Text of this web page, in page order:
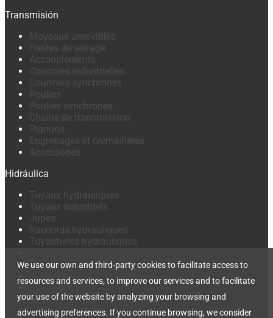
Transmisión
Moyeaux amovibles
Frettes de serrage
Accouplements
Courroies industrielles
Courroies synchrones
Poulies
Poulies synchrones
Chaîne de transmission
Pignons
Engrenages et crémaillères
Accessoires
Hidráulica
Tuyaux hydrauliques
Tuyaux industriels
Jupes
Raccords hydrauliques
Tuyauteries hydrauliques
Coupleurs rapides
Camlocks
Soupapes
Pompe hydraulique
Accessoires hydrauliques
We use our own and third-party cookies to facilitate access to
resources and services, to improve our services and to facilitate
your use of the website by analyzing your browsing and
advertising preferences. If you continue browsing, we consider